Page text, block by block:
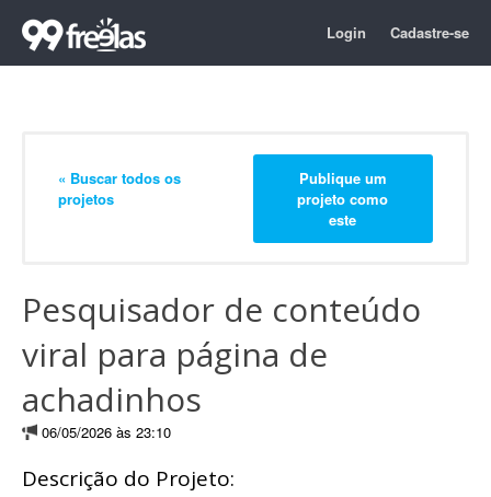
Login Cadastre-se
« Buscar todos os
projetos
Publique um
projeto como
este
Pesquisador de conteúdo
viral para página de
achadinhos
06/05/2026 às 23:10
Descrição do Projeto: